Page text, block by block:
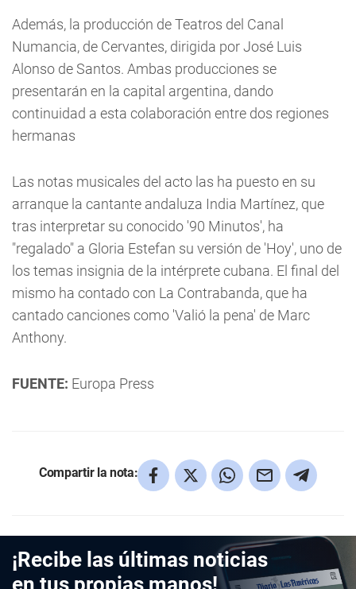
Además, la producción de Teatros del Canal
Numancia, de Cervantes, dirigida por José Luis
Alonso de Santos. Ambas producciones se
presentarán en la capital argentina, dando
continuidad a esta colaboración entre dos regiones
hermanas
Las notas musicales del acto las ha puesto en su
arranque la cantante andaluza India Martínez, que
tras interpretar su conocido '90 Minutos', ha
"regalado" a Gloria Estefan su versión de 'Hoy', uno de
los temas insignia de la intérprete cubana. El final del
mismo ha contado con La Contrabanda, que ha
cantado canciones como 'Valió la pena' de Marc
Anthony.
FUENTE: Europa Press
Compartir la nota:
¡Recibe las últimas noticias
en tus propias manos!